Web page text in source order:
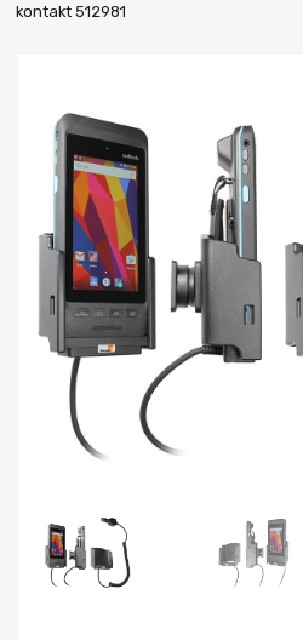
kontakt 512981